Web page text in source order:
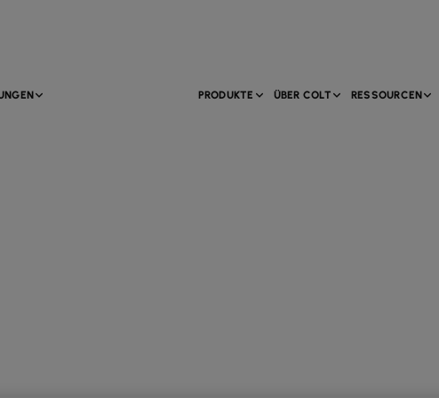
PRODUKTE ÜBER COLT RESSOURCEN